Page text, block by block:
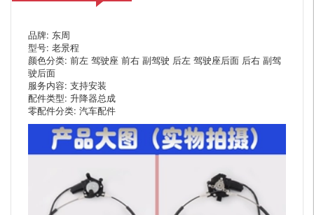
品牌: 东周
型号: 老景程
颜色分类: 前左 驾驶座 前右 副驾驶 后左 驾驶座后面 后右 副驾
驶后面
服务内容: 支持安装
配件类型: 升降器总成
零配件分类: 汽车配件